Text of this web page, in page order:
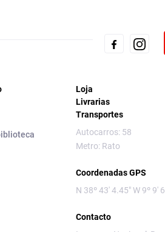
Loja
Livrarias
Transportes
Autocarros: 58
Metro: Rato
Coordenadas GPS
N 38º 43' 4.45" W 9º 9'
Contacto